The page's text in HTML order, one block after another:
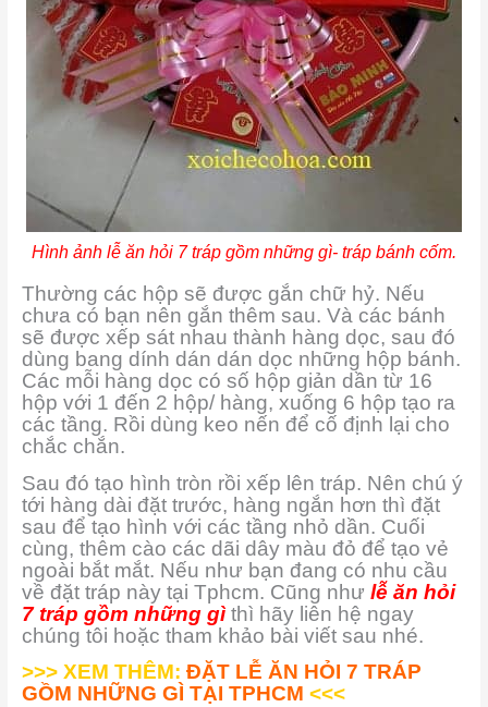
Hình ảnh lễ ăn hỏi 7 tráp gồm những gì- tráp bánh cốm.
Thường các hộp sẽ được gắn chữ hỷ. Nếu
chưa có bạn nên gắn thêm sau. Và các bánh
sẽ được xếp sát nhau thành hàng dọc, sau đó
dùng bang dính dán dán dọc những hộp bánh.
Các mỗi hàng dọc có số hộp giản dần từ 16
hộp với 1 đến 2 hộp/ hàng, xuống 6 hộp tạo ra
các tầng. Rồi dùng keo nến để cố định lại cho
chắc chắn.
Sau đó tạo hình tròn rồi xếp lên tráp. Nên chú ý
tới hàng dài đặt trước, hàng ngắn hơn thì đặt
sau để tạo hình với các tầng nhỏ dần. Cuối
cùng, thêm cào các dãi dây màu đỏ để tạo vẻ
ngoài bắt mắt. Nếu như bạn đang có nhu cầu
về đặt tráp này tại Tphcm. Cũng như lễ ăn hỏi
7 tráp gồm những gìthì hãy liên hệ ngay
chúng tôi hoặc tham khảo bài viết sau nhé.
>>> XEM THÊM: ĐẶT LỄ ĂN HỎI 7 TRÁP
GỒM NHỮNG GÌ TẠI TPHCM <<<